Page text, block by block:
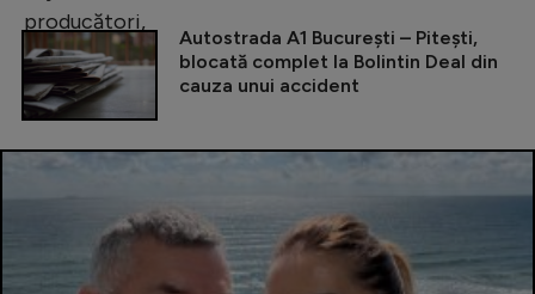
Autostrada A1 București – Pitești,
blocată complet la Bolintin Deal din
cauza unui accident